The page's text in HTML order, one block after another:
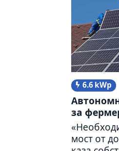
6.6 kWp
за
мост от